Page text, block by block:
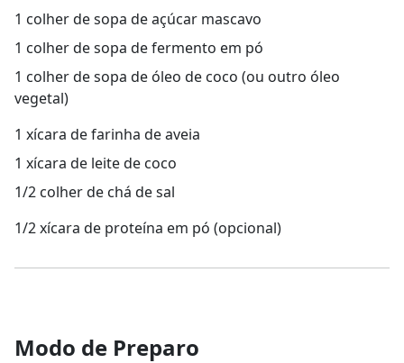
1 colher de sopa de açúcar mascavo
1 colher de sopa de fermento em pó
1 colher de sopa de óleo de coco (ou outro óleo
vegetal)
1 xícara de farinha de aveia
1 xícara de leite de coco
1/2 colher de chá de sal
1/2 xícara de proteína em pó (opcional)
Modo de Preparo